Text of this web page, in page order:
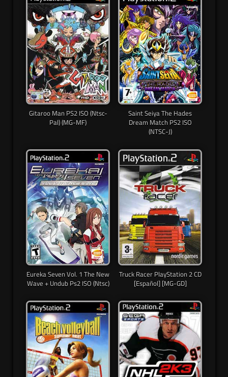
Gitaroo Man PS2 ISO (Ntsc-
Pal) (MG-MF)
Saint Seiya The Hades
Dream Match PS2 ISO
(NTSC-J)
Eureka Seven Vol. 1 The New
Wave + Undub Ps2 ISO (Ntsc)
Truck Racer PlayStation 2 CD
[Español] [MG-GD]